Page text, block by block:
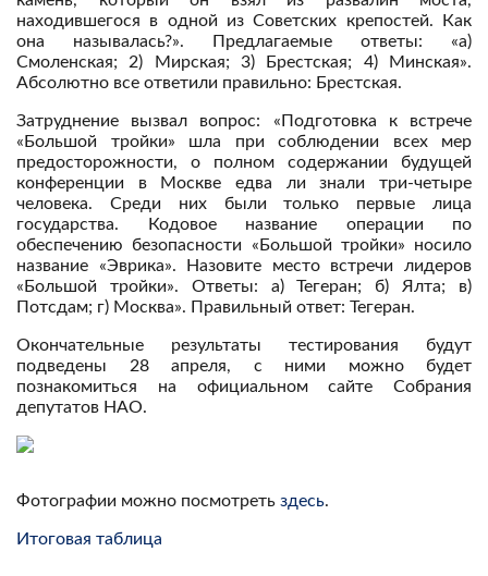
находившегося в одной из Советских крепостей. Как
она называлась?». Предлагаемые ответы: «а)
Смоленская; 2) Мирская; 3) Брестская; 4) Минская».
Абсолютно все ответили правильно: Брестская.
Затруднение вызвал вопрос: «Подготовка к встрече
«Большой тройки» шла при соблюдении всех мер
предосторожности, о полном содержании будущей
конференции в Москве едва ли знали три-четыре
человека. Среди них были только первые лица
государства. Кодовое название операции по
обеспечению безопасности «Большой тройки» носило
название «Эврика». Назовите место встречи лидеров
«Большой тройки». Ответы: а) Тегеран; б) Ялта; в)
Потсдам; г) Москва». Правильный ответ: Тегеран.
Окончательные результаты тестирования будут
подведены 28 апреля, с ними можно будет
познакомиться на официальном сайте Собрания
депутатов НАО.
Фотографии можно посмотреть здесь.
Итоговая таблица